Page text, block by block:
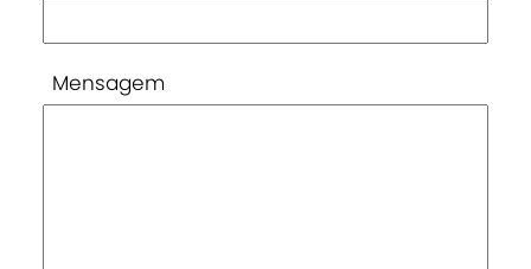
Mensagem